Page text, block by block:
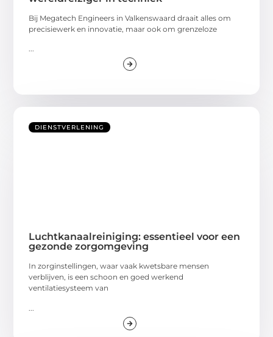
Bij Megatech Engineers in Valkenswaard draait alles om
precisiewerk en innovatie, maar ook om grenzeloze
...
DIENSTVERLENING
Luchtkanaalreiniging: essentieel voor een
gezonde zorgomgeving
In zorginstellingen, waar vaak kwetsbare mensen
verblijven, is een schoon en goed werkend
ventilatiesysteem van